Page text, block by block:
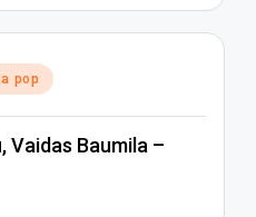
pop
Vaidas Baumila –